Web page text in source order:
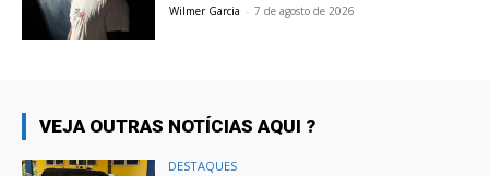
Wilmer Garcia - 7 de agosto de 2026
VEJA OUTRAS NOTÍCIAS AQUI ?
DESTAQUES